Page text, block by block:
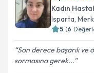
takvimi talebi
almanız için bir
bilgilendireceğiz.
E-posta
Kadın
Isparta,
5 (6
Son derece başarılı ve
sormasına gerek...